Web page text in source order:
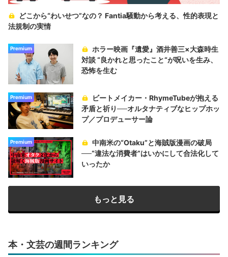
どこから“わいせつ”なの？ Fantia騒動から考える、性的表現と
法規制の実情
Premium
ホラー映画『遺愛』酒井善三×大森時生
対談 “良かれと思ったこと“が呪いを生み、
恐怖を生む
Premium
ビートメイカー・RhymeTubeが抱える
矛盾と祈り──オルタナティブなヒップホッ
プ／プロデューサー論
Premium
中南米の“Otaku”と海賊版漫画の破局
──“違法な消費者”はいかにして合法化して
いったか
もっと見る
本・文芸の週間ランキング